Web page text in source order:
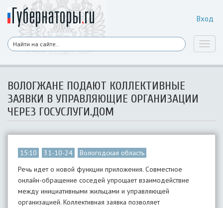
Вход
ВОЛОГЖАНЕ ПОДАЮТ КОЛЛЕКТИВНЫЕ
ЗАЯВКИ В УПРАВЛЯЮЩИЕ ОРГАНИЗАЦИИ
ЧЕРЕЗ ГОСУСЛУГИ.ДОМ
15:10 31-10-24
Вологодская область
Речь идет о новой функции приложения. Совместное
онлайн-обращение соседей упрощает взаимодействие
между инициативными жильцами и управляющей
организацией. Коллективная заявка позволяет